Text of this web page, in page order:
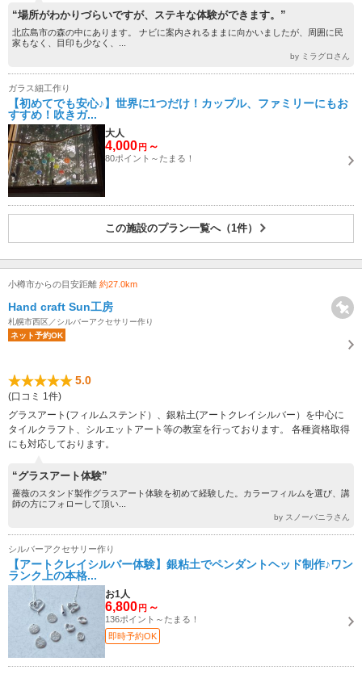
“場所がわかりづらいですが、ステキな体験ができます。”
北広島市の森の中にあります。 ナビに案内されるままに向かいましたが、周囲に民
家もなく、目印も少なく、...
by ミラグロさん
ガラス細工作り
【初めてでも安心♪】世界に1つだけ！カップル、ファミリーにもお
すすめ！吹きガ...
大人
4,000 円 ～
80ポイント～たまる！
この施設のプラン一覧へ（1件）
小樽市からの目安距離 約27.0km
Hand craft Sun工房
札幌市西区／シルバーアクセサリー作り
ネット予約OK
5.0
(口コミ 1件)
グラスアート(フィルムステンド）、銀粘土(アートクレイシルバー）を中心に
タイルクラフト、シルエットアート等の教室を行っております。 各種資格取得
にも対応しております。
“グラスアート体験”
薔薇のスタンド製作グラスアート体験を初めて経験した。カラーフィルムを選び、講
師の方にフォローして頂い...
by スノーバニラさん
シルバーアクセサリー作り
【アートクレイシルバー体験】銀粘土でペンダントヘッド制作♪ワン
ランク上の本格...
お1人
6,800 円 ～
136ポイント～たまる！
即時予約OK